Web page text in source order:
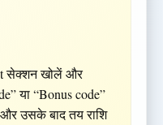
सेक्शन खोलें और
या “Bonus code”
उसके बाद तय राशि